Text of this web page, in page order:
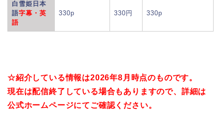
白雪姫日本
語字幕・英
語
330p 330円 330p
☆紹介している情報は2026年8月 時点のものです。
現在は配信終了している場合も ありますので、詳細は
公式ホームページにてご確認ください。